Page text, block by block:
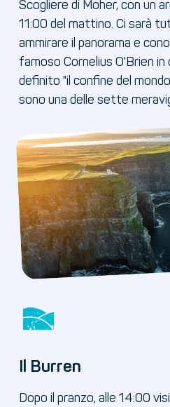
Scogliere di Moher, con un
11:00 del mattino. Ci sarà
ammirare il panorama e
famoso Cornelius O'Brien
definito "il confine del
sono una delle sette
Il Burren
Dopo il pranzo, alle 14:00